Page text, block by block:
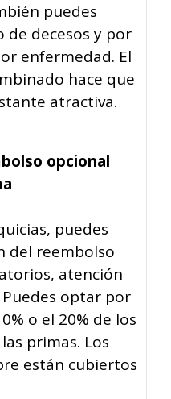
puedes
decesos y por
enfermedad. El
hace que
atractiva.
opcional
puedes
del reembolso
atención
optar por
o el 20% de los
primas. Los
están cubiertos